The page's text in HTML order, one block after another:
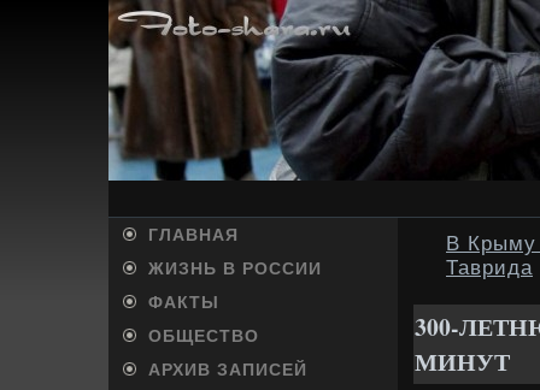
ГЛАВНАЯ
ЖИЗНЬ В РОССИИ
ФАКТЫ
ОБЩЕСТВО
АРХИВ ЗАПИСЕЙ
В Крыму
Таврида
300-
МИНУТ